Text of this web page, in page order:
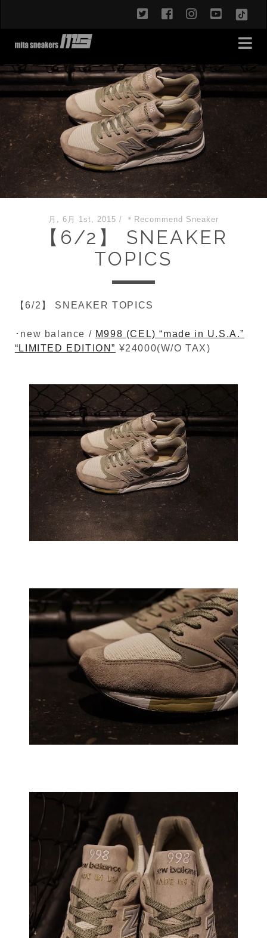
twitterfacebookinstagram
月, 6月 1st, 2015 / ＊Recommend Sneaker
【6/2】 SNEAKER
TOPICS
【6/2】 SNEAKER TOPICS
･new balance / M998 (CEL) “made in U.S.A.”
“LIMITED EDITION” ¥24000(W/O TAX)